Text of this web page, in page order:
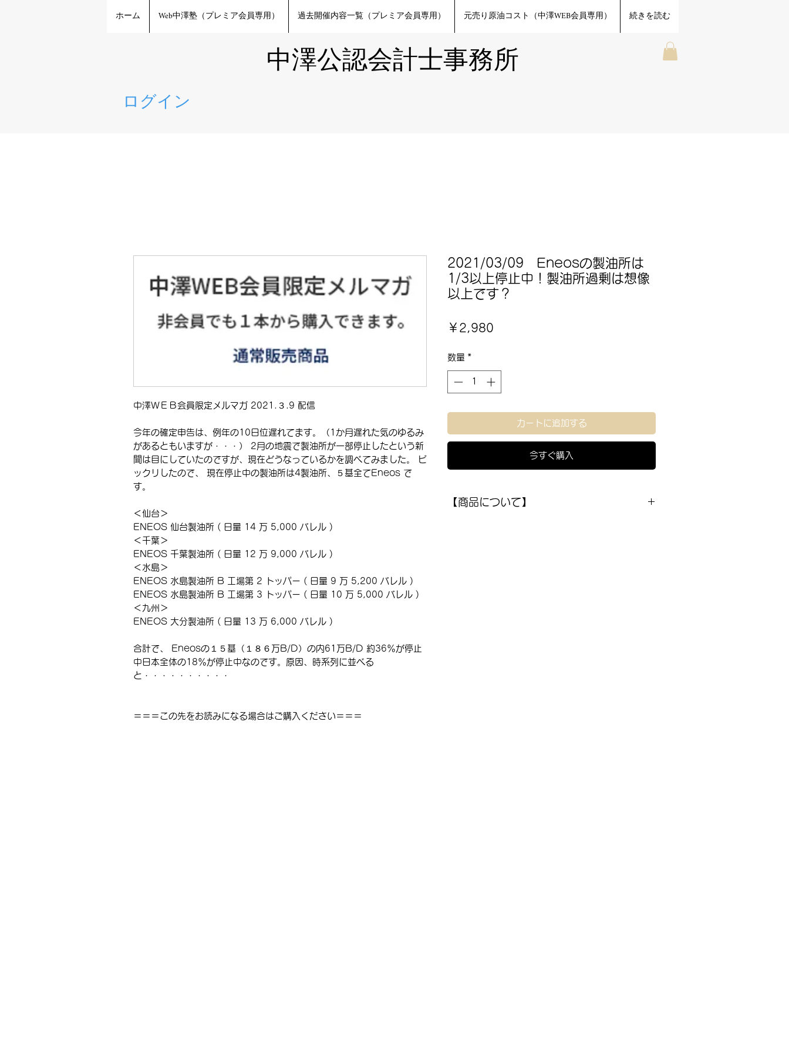
​中澤公認会計士事務所
ログイン
ホーム Web中澤塾（プレミア会員専用） 過去開催内容一覧（プレミア会員専用） 元売り原油コスト（中澤WEB会員専用） 続きを読む
中澤ＷＥＢ会員限定メルマガ 2021.３.9 配信
今年の確定申告は、例年の10日位遅れてます。（1か月遅れた気のゆるみ
があるともいますが・・・） 2月の地震で製油所が一部停止したという新
聞は目にしていたのですが、現在どうなっているかを調べてみました。 ビ
ックリしたので、 現在停止中の製油所は4製油所、５基全てEneos で
す。
＜仙台＞
ENEOS 仙台製油所 ( 日量 14 万 5,000 バレル )
＜千葉＞
ENEOS 千葉製油所 ( 日量 12 万 9,000 バレル )
＜水島＞
ENEOS 水島製油所 B 工場第 2 トッパー ( 日量 9 万 5,200 バレル )
ENEOS 水島製油所 B 工場第 3 トッパー ( 日量 10 万 5,000 バレル )
＜九州＞
ENEOS 大分製油所 ( 日量 13 万 6,000 バレル )
合計で、 Eneosの１５基（１８６万B/D）の内61万B/D 約36％が停止
中日本全体の18％が停止中なのです。原因、時系列に並べる
と・・・・・・・・・・
＝＝＝この先をお読みになる場合はご購入ください＝＝＝
2021/03/09 Eneosの製油所は
1/3以上停止中！製油所過剰は想像
以上です？
￥2,980
数量 *
カートに追加する
今すぐ購入
【商品について】